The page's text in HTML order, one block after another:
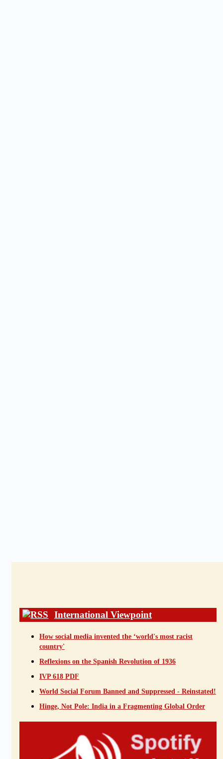
International Viewpoint
How social media invented the ‘world's most racist
country'
Reflexions on the Spanish Revolution of 1936
IVP 618 PDF
World Social Forum Banned and Suppressed - Reinstated!
Hinge, Not Pole: India in a Fragmenting Global Order